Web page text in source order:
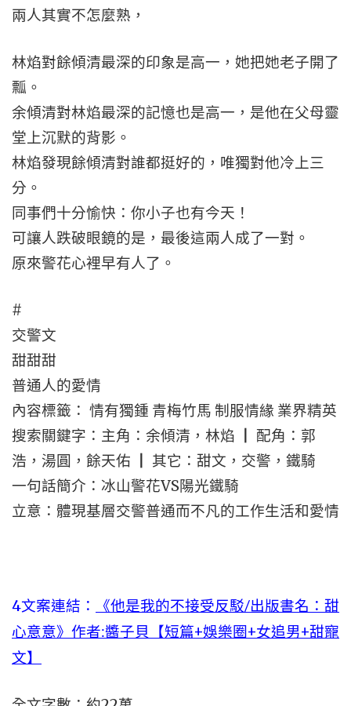
兩人其實不怎麼熟，
林焰對餘傾清最深的印象是高一，她把她老子開了
瓢。
余傾清對林焰最深的記憶也是高一，是他在父母靈
堂上沉默的背影。
林焰發現餘傾清對誰都挺好的，唯獨對他冷上三
分。
同事們十分愉快：你小子也有今天！
可讓人跌破眼鏡的是，最後這兩人成了一對。
原來警花心裡早有人了。
#
交警文
甜甜甜
普通人的愛情
內容標籤： 情有獨鍾 青梅竹馬 制服情緣 業界精英
搜索關鍵字：主角：余傾清，林焰 ┃ 配角：郭
浩，湯圓，餘天佑 ┃ 其它：甜文，交警，鐵騎
一句話簡介：冰山警花VS陽光鐵騎
立意：體現基層交警普通而不凡的工作生活和愛情
4文案連結：
《他是我的不接受反駁/出版書名：甜
心意意》作者:醬子貝【短篇+娛樂圈+女追男+甜寵
文】